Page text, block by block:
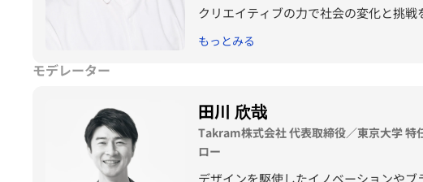
クリエイティブの力で社会の変化と挑戦
コンビニ大手からメガバンクといったナ
臣賞など受賞多数。
著書『言語化力（言葉にできれば人生は
ス書ランキングで１位に。
もっとみる
モデレーター
田川 欣哉
Takram株式会社 代表取締役／東京大学 特
ロー
デザインを駆使したイノベーションや